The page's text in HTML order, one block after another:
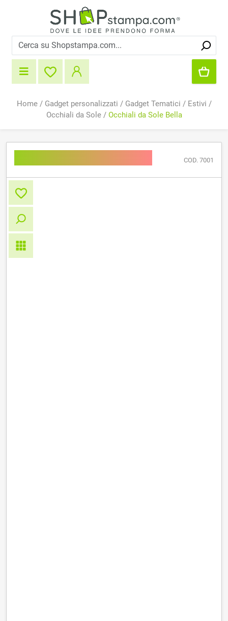
Home/ Gadget personalizzati / Gadget Tematici / Estivi /
Occhiali da Sole/ Occhiali da Sole Bella
COD. 7001